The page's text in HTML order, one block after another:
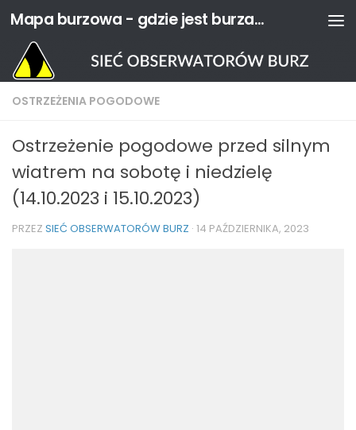
Przejdź do treści Mapa burzowa - gdzie jest burza? | Sieć Obserwatorów Burz
OSTRZEŻENIA POGODOWE
Ostrzeżenie pogodowe przed silnym
wiatrem na sobotę i niedzielę
(14.10.2023 i 15.10.2023)
PRZEZ SIEĆ OBSERWATORÓW BURZ · 14 PAŹDZIERNIKA, 2023